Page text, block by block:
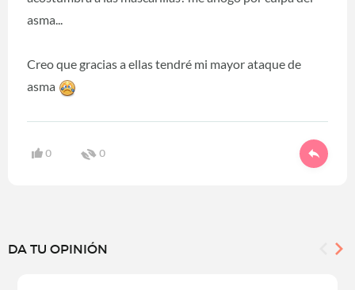
asma...
Creo que gracias a ellas tendré mi mayor ataque de
asma
0 0
DA TU OPINIÓN